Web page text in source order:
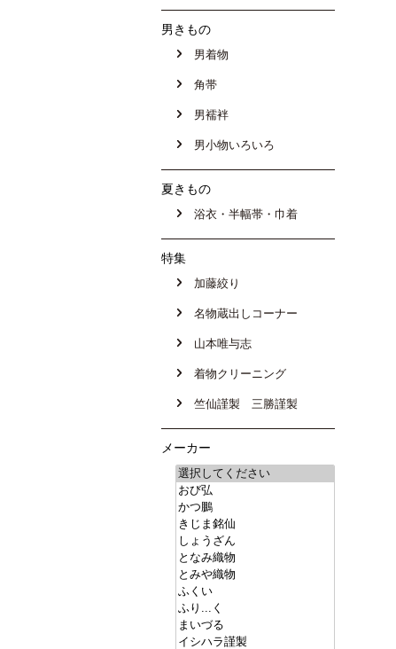
男きもの
男着物
角帯
男襦袢
男小物いろいろ
夏きもの
浴衣・半幅帯・巾着
特集
加藤絞り
名物蔵出しコーナー
山本唯与志
着物クリーニング
竺仙謹製 三勝謹製
メーカー